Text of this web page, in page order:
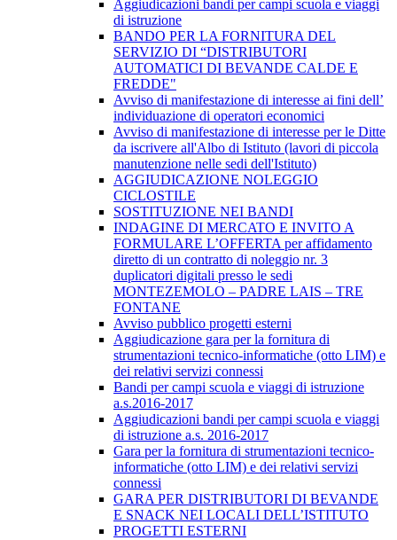
Aggiudicazioni bandi per campi scuola e viaggi
di istruzione
BANDO PER LA FORNITURA DEL
SERVIZIO DI “DISTRIBUTORI
AUTOMATICI DI BEVANDE CALDE E
FREDDE"
Avviso di manifestazione di interesse ai fini dell’
individuazione di operatori economici
Avviso di manifestazione di interesse per le Ditte
da iscrivere all'Albo di Istituto (lavori di piccola
manutenzione nelle sedi dell'Istituto)
AGGIUDICAZIONE NOLEGGIO
CICLOSTILE
SOSTITUZIONE NEI BANDI
INDAGINE DI MERCATO E INVITO A
FORMULARE L’OFFERTA per affidamento
diretto di un contratto di noleggio nr. 3
duplicatori digitali presso le sedi
MONTEZEMOLO – PADRE LAIS – TRE
FONTANE
Avviso pubblico progetti esterni
Aggiudicazione gara per la fornitura di
strumentazioni tecnico-informatiche (otto LIM) e
dei relativi servizi connessi
Bandi per campi scuola e viaggi di istruzione
a.s.2016-2017
Aggiudicazioni bandi per campi scuola e viaggi
di istruzione ​a.s. 2016-2017
Gara per la fornitura di strumentazioni tecnico-
informatiche (otto LIM) e dei relativi servizi
connessi
GARA PER DISTRIBUTORI DI BEVANDE
E SNACK NEI LOCALI DELL’ISTITUTO
PROGETTI ESTERNI